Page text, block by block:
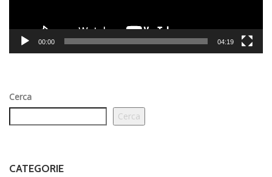
Cerca